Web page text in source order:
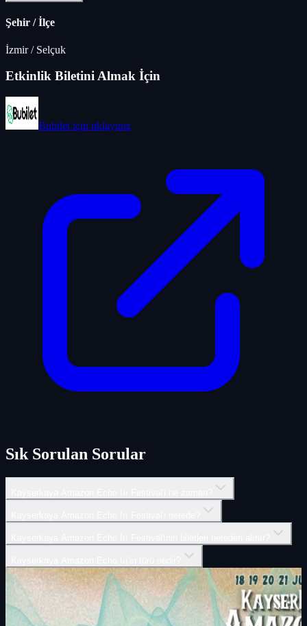
Şehir / İlçe
İzmir/ Selçuk
Etkinlik Biletini Almak İçin
Bubilet için tıklayınız
Sık Sorulan Sorular